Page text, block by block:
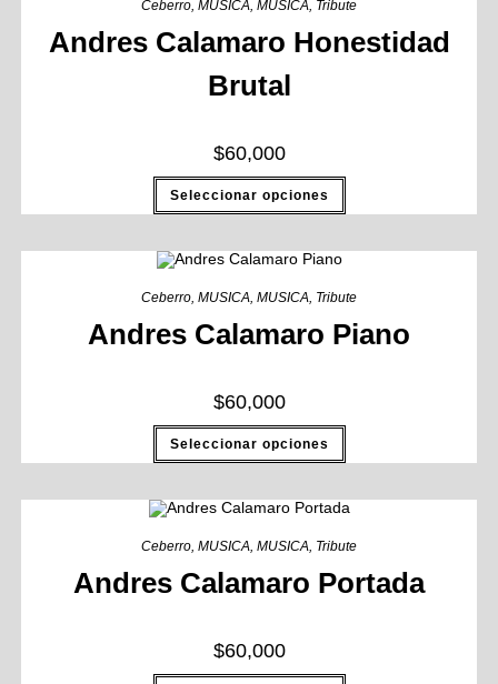
Ceberro, MUSICA, MUSICA, Tribute
Andres Calamaro Honestidad
Brutal
$60,000
Seleccionar opciones
Ceberro, MUSICA, MUSICA, Tribute
Andres Calamaro Piano
$60,000
Seleccionar opciones
Ceberro, MUSICA, MUSICA, Tribute
Andres Calamaro Portada
$60,000